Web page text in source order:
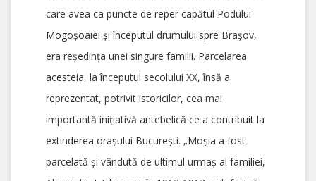
care avea ca puncte de reper capătul Podului
Mogoșoaiei și începutul drumului spre Brașov,
era reședința unei singure familii. Parcelarea
acesteia, la începutul secolului XX, însă a
reprezentat, potrivit istoricilor, cea mai
importantă inițiativă antebelică ce a contribuit la
extinderea orașului București. „Moșia a fost
parcelată și vândută de ultimul urmaș al familiei,